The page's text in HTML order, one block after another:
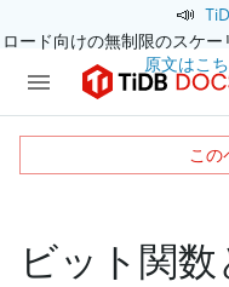
📣
ード向けの無制限のスケ
原文はこ
ビット関
この